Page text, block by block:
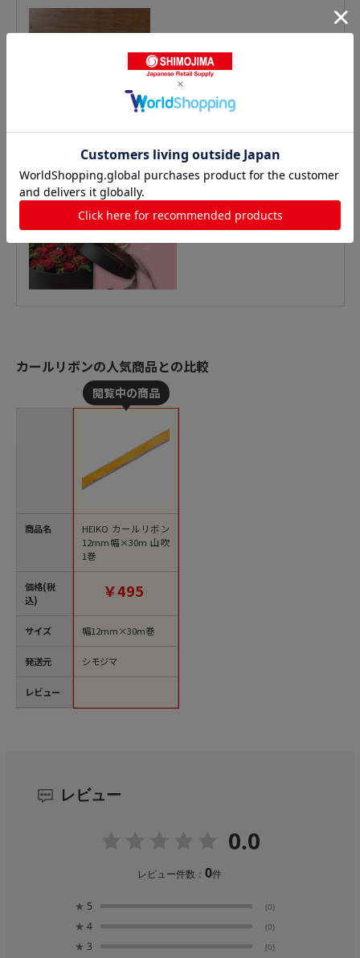
おすすめ特集はこちら
カールリボンの人気商品との比較
商品名
価格(税
込)
サイズ
発送元
レビュー
HEIKO カールリボン
12mm幅×30m 山吹
1巻
￥495
幅12mm×30m巻
シモジマ
レビュー
0.0
レビュー件数：0件
★ 5 (0)
★ 4 (0)
★ 3 (0)